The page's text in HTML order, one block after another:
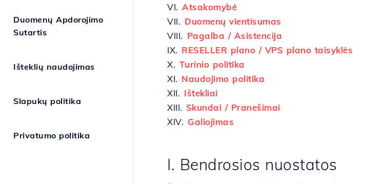
VI.Atsakomybė
VII. Duomenų vientisumas
VIII. Pagalba / Asistencija
IX. RESELLER plano / VPS plano taisyklės
X. Turinio politika
XI. Naudojimo politika
XII. Ištekliai
XIII. Skundai / Pranešimai
XIV. Galiojimas
I. Bendrosios nuostatos
Duomenų Apdorojimo
Sutartis
Išteklių naudojimas
Slapukų politika
Privatumo politika